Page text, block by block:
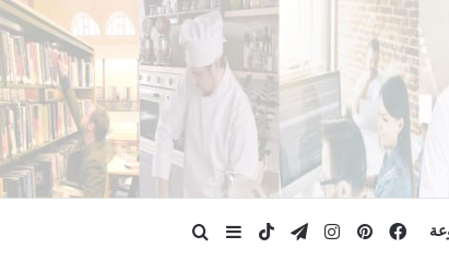
فيسبوكبينتيريستانستقرامتيلقرام‫TikTokإضافة عمود جانبي